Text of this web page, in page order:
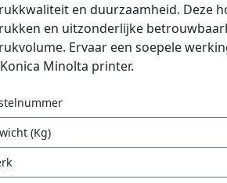
en duurzaamheid. Deze
en uitzonderlijke
Ervaar een soepele
Minolta printer.
(Kg)